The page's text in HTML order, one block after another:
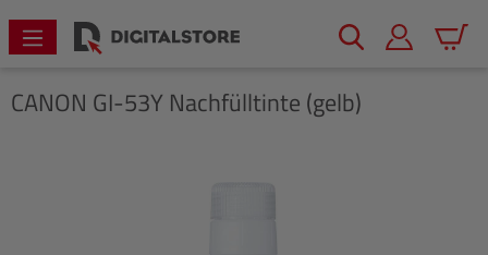
springen
CANON GI-53Y Nachfülltinte (gelb)